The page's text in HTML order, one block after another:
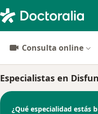
Consulta online
Especialistas en
¿Qué especialidad estás